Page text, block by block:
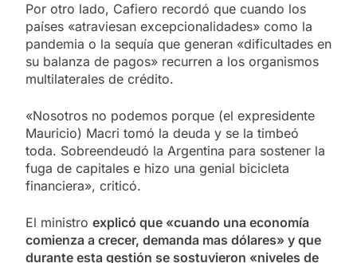
Por otro lado, Cafiero recordó que cuando los
países «atraviesan excepcionalidades» como la
pandemia o la sequía que generan «dificultades en
su balanza de pagos» recurren a los organismos
multilaterales de crédito.
«Nosotros no podemos porque (el expresidente
Mauricio) Macri tomó la deuda y se la timbeó
toda. Sobreendeudó la Argentina para sostener la
fuga de capitales e hizo una genial bicicleta
financiera», criticó.
El ministro explicó que «cuando una economía
comienza a crecer, demanda mas dólares» y que
durante esta gestión se sostuvieron «niveles de